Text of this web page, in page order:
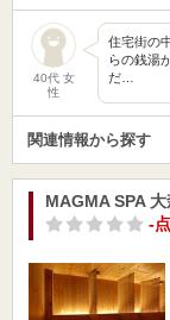
40代 女
性
住宅街の
らの銭湯
だ…
関連情報から探す
MAGMA SPA 大
-点